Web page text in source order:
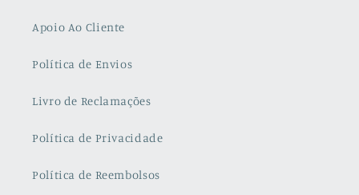
Apoio Ao Cliente
Política de Envios
Livro de Reclamações
Política de Privacidade
Política de Reembolsos